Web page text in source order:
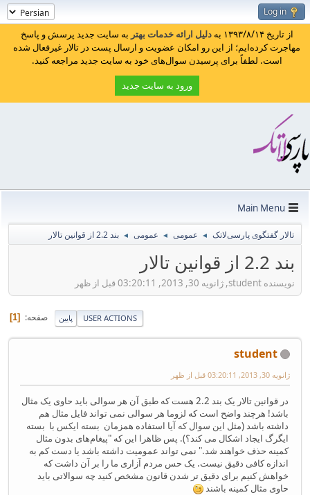
Log in
از تاریخ ۱۳۹۳/۸/۱۴ به دلیل ارائه خدمات بهتر به سایت جدید پرسش و پاسخ
مهاجرت کرده‌ایم؛ از این رو امکان عضویت و ارسال پست در تالار غیرفعال شده
است. لطفاً برای پرسیدن سوال‌های خود به سایت جدید مراجعه کنید.
ورود به سایت جدید
Main Menu
تالار گفتگوی پارسی‌لاتک ◄ عمومی ◄ عمومی ◄ بند 2.2 از قوانین تالار
بند 2.2 از قوانین تالار
نویسنده student, ژانویه 30, 2013, 03:20:11 قبل از ظهر
پایین صفحه 1 USER ACTIONS
student
ژانویه 30, 2013, 03:20:11 قبل از ظهر
در قوانین تالار یک بند 2.2 هست که طبق آن هر سوالی باید حاوی یک مثال
باشد! هرچند واضح است که لزوما هر سوالی نمی تواند فایل مثال هم
داشته باشد (مثل این سوال که آیا استفاده همزمان بسته ایکس با بسته
ایگرگ ایجاد اشکال می کند؟). پس ظاهرا این که "پیغام‌های بدون مثال
کمینه حذف خواهند شد." نمی تواند عمومیت داشته باشد یا دست کم به
اندازه کافی دقیق نیست. یک حس مردم آزاری ما را بر آن داشت که
خواهش کنیم برای دقیق تر شدن قانون مشخص کنید چه سوالاتی باید
حاوی مثال کمینه باشند